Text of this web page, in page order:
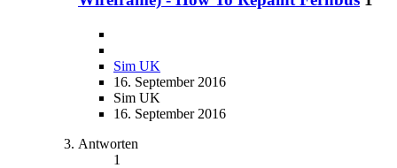
Sim UK
16. September 2016
Sim UK
16. September 2016
Antworten
1